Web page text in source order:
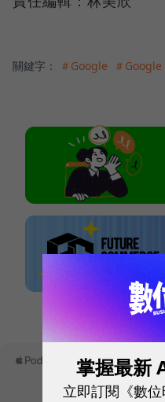
關鍵字： ＃Google ＃
本網站內容未
掌握最新
立即訂閱《數